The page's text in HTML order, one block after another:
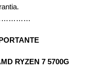
RYZEN 7 5700G